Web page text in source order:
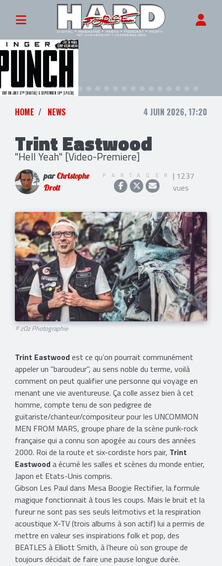
HOME NEWS 4 JUIN 2026, 17:20
Trint Eastwood
"Hell Yeah" [Video-Premiere]
parChristophe
Droit
PARTAGER | 1237
vues
© zOz Photographie
Trint Eastwoodest ce qu’on pourrait communément
appeler un "baroudeur", au sens noble du terme, voilà
comment on peut qualifier une personne qui voyage en
menant une vie aventureuse. Ça colle assez bien à cet
homme, compte tenu de son pedigree de
guitariste/chanteur/compositeur pour les UNCOMMON
MEN FROM MARS, groupe phare de la scène punk-rock
française qui a connu son apogée au cours des années
2000. Roi de la route et six-cordiste hors pair, Trint
Eastwooda écumé les salles et scènes du monde entier,
Japon et Etats-Unis compris.
Gibson Les Paul dans Mesa Boogie Rectifier, la formule
magique fonctionnait à tous les coups. Mais le bruit et la
fureur ne sont pas ses seuls leitmotivs et la respiration
acoustique X-TV (trois albums à son actif) lui a permis de
mettre en valeur ses inspirations folk et pop, des
BEATLES à Elliott Smith, à l’heure où son groupe de
toujours décidait de faire une pause longue durée.